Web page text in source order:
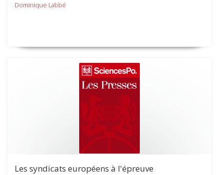
Dominique Labbé
Les syndicats européens à l'épreuve